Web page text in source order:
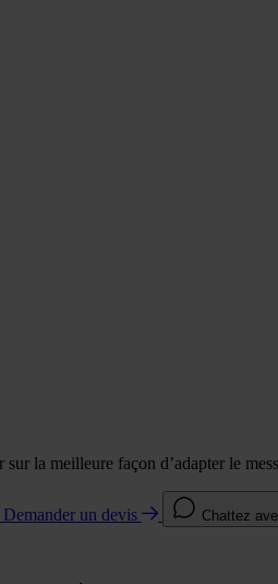
la meilleure façon d’adapter le
Demander un devis Chattez